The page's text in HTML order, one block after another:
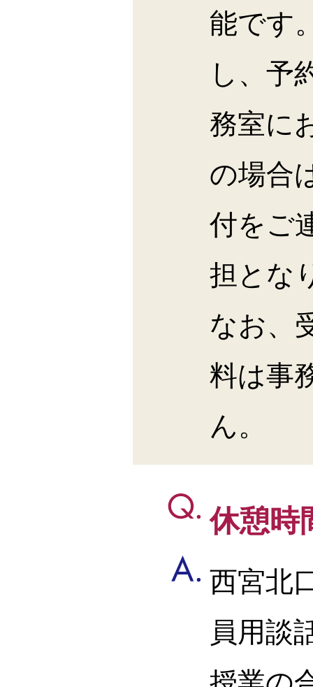
能です
し、予
務室に
の場合
付をご
担とな
なお、
料は事
ん。
休憩時
西宮北
員用談